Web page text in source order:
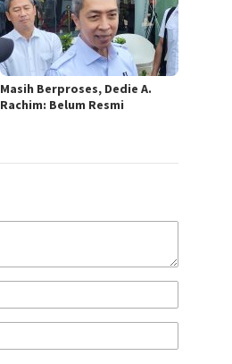
Masih Berproses, Dedie A.
Rachim: Belum Resmi